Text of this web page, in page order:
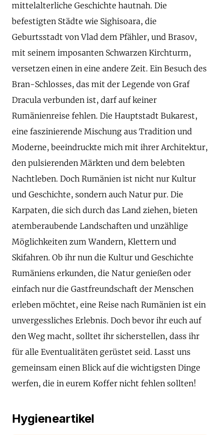
mittelalterliche Geschichte hautnah. Die
befestigten Städte wie Sighisoara, die
Geburtsstadt von Vlad dem Pfähler, und Brasov,
mit seinem imposanten Schwarzen Kirchturm,
versetzen einen in eine andere Zeit. Ein Besuch des
Bran-Schlosses, das mit der Legende von Graf
Dracula verbunden ist, darf auf keiner
Rumänienreise fehlen. Die Hauptstadt Bukarest,
eine faszinierende Mischung aus Tradition und
Moderne, beeindruckte mich mit ihrer Architektur,
den pulsierenden Märkten und dem belebten
Nachtleben. Doch Rumänien ist nicht nur Kultur
und Geschichte, sondern auch Natur pur. Die
Karpaten, die sich durch das Land ziehen, bieten
atemberaubende Landschaften und unzählige
Möglichkeiten zum Wandern, Klettern und
Skifahren. Ob ihr nun die Kultur und Geschichte
Rumäniens erkunden, die Natur genießen oder
einfach nur die Gastfreundschaft der Menschen
erleben möchtet, eine Reise nach Rumänien ist ein
unvergessliches Erlebnis. Doch bevor ihr euch auf
den Weg macht, solltet ihr sicherstellen, dass ihr
für alle Eventualitäten gerüstet seid. Lasst uns
gemeinsam einen Blick auf die wichtigsten Dinge
werfen, die in eurem Koffer nicht fehlen sollten!
Hygieneartikel